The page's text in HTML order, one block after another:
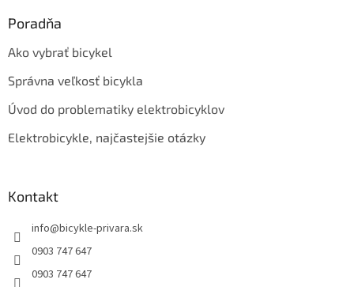
Poradňa
Ako vybrať bicykel
Správna veľkosť bicykla
Úvod do problematiky elektrobicyklov
Elektrobicykle, najčastejšie otázky
Kontakt
info@bicykle-privara.sk
0903 747 647
0903 747 647